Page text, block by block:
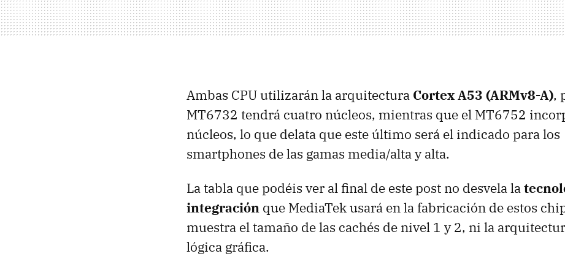
Ambas CPU utilizarán la arquitectura Cortex A53 (ARMv8-A),
MT6732 tendrá cuatro núcleos, mientras que el MT6752
núcleos, lo que delata que este último será el indicado para los
smartphones de las gamas media/alta y alta.
La tabla que podéis ver al final de este post no desvela la
integración que MediaTek usará en la fabricación de estos
muestra el tamaño de las cachés de nivel 1 y 2, ni la
lógica gráfica.